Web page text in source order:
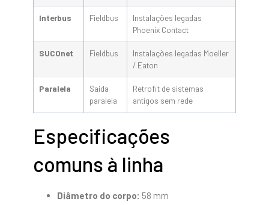
Interbus Fieldbus
Instalações legadas
Phoenix Contact
SUCOnet Fieldbus
Instalações legadas Moeller
/ Eaton
Paralela
Saída
paralela
Retrofit de sistemas
antigos sem rede
Especificações
comuns à linha
Diâmetro do corpo: 58 mm